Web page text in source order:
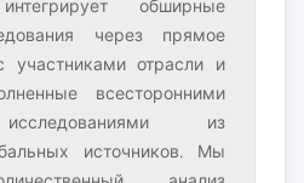
обширные
через прямое
участниками отрасли и
всесторонними
из
источников. Мы